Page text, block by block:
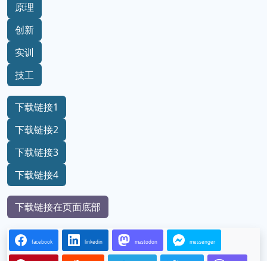
原理
创新
实训
技工
下载链接1
下载链接2
下载链接3
下载链接4
下载链接在页面底部
facebook linkedin mastodon messenger